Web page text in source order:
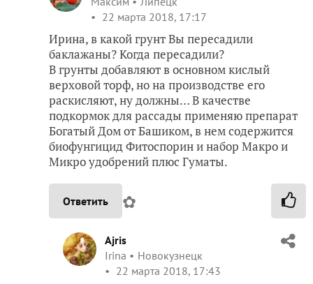
22 марта 2018, 17:17
Ирина, в какой грунт Вы пересадили
баклажаны? Когда пересадили?
В грунты добавляют в основном кислый
верховой торф, но на производстве его
раскисляют, ну должны… В качестве
подкормок для рассады применяю препарат
Богатый Дом от Башиком, в нем содержится
биофунгицид Фитоспорин и набор Макро и
Микро удобрений плюс Гуматы.
Ответить ✿
Ajris
Irina
Новокузнецк
22 марта 2018, 17:43